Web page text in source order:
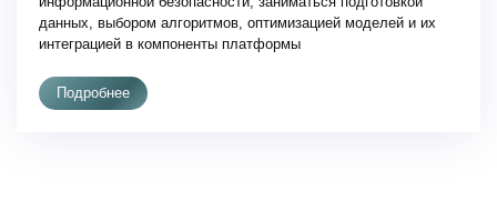
данных, выбором алгоритмов, оптимизацией моделей и их
интеграцией в компоненты платформы
Подробнее